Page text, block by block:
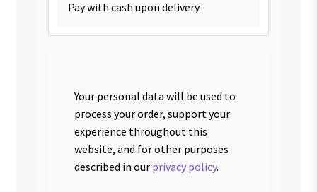
Pay with cash upon delivery.
Your personal data will be used to
process your order, support your
experience throughout this
website, and for other purposes
described in our privacy policy.